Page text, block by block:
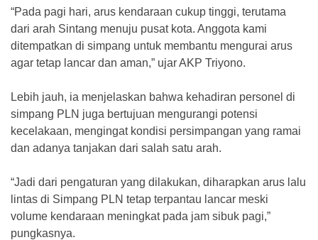
“Pada pagi hari, arus kendaraan cukup tinggi, terutama
dari arah Sintang menuju pusat kota. Anggota kami
ditempatkan di simpang untuk membantu mengurai arus
agar tetap lancar dan aman,” ujar AKP Triyono.
Lebih jauh, ia menjelaskan bahwa kehadiran personel di
simpang PLN juga bertujuan mengurangi potensi
kecelakaan, mengingat kondisi persimpangan yang ramai
dan adanya tanjakan dari salah satu arah.
“Jadi dari pengaturan yang dilakukan, diharapkan arus lalu
lintas di Simpang PLN tetap terpantau lancar meski
volume kendaraan meningkat pada jam sibuk pagi,”
pungkasnya.